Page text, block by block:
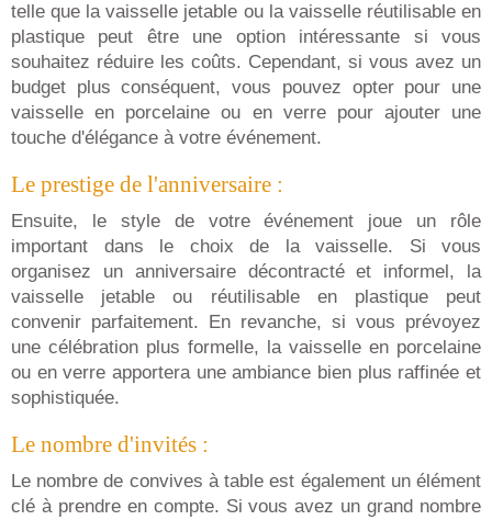
telle que la vaisselle jetable ou la vaisselle réutilisable en
plastique peut être une option intéressante si vous
souhaitez réduire les coûts. Cependant, si vous avez un
budget plus conséquent, vous pouvez opter pour une
vaisselle en porcelaine ou en verre pour ajouter une
touche d'élégance à votre événement.
Le prestige de l'anniversaire :
Ensuite, le style de votre événement joue un rôle
important dans le choix de la vaisselle. Si vous
organisez un anniversaire décontracté et informel, la
vaisselle jetable ou réutilisable en plastique peut
convenir parfaitement. En revanche, si vous prévoyez
une célébration plus formelle, la vaisselle en porcelaine
ou en verre apportera une ambiance bien plus raffinée et
sophistiquée.
Le nombre d'invités :
Le nombre de convives à table est également un élément
clé à prendre en compte. Si vous avez un grand nombre